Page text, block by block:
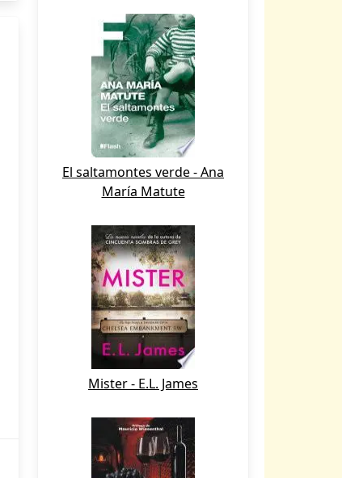
El saltamontes verde - Ana
María Matute
Mister - E.L. James